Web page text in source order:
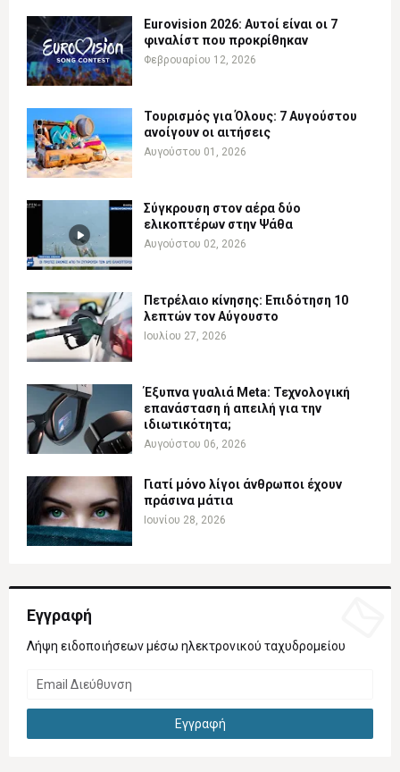
Eurovision 2026: Αυτοί είναι οι 7
φιναλίστ που προκρίθηκαν
Φεβρουαρίου 12, 2026
Τουρισμός για Όλους: 7 Αυγούστου
ανοίγουν οι αιτήσεις
Αυγούστου 01, 2026
Σύγκρουση στον αέρα δύο
ελικοπτέρων στην Ψάθα
Αυγούστου 02, 2026
Πετρέλαιο κίνησης: Επιδότηση 10
λεπτών τον Αύγουστο
Ιουλίου 27, 2026
Έξυπνα γυαλιά Meta: Τεχνολογική
επανάσταση ή απειλή για την
ιδιωτικότητα;
Αυγούστου 06, 2026
Γιατί μόνο λίγοι άνθρωποι έχουν
πράσινα μάτια
Ιουνίου 28, 2026
Εγγραφή
Λήψη ειδοποιήσεων μέσω ηλεκτρονικού ταχυδρομείου